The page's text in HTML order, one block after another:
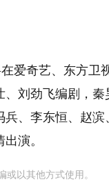
爱奇艺、东方卫
刘劲飞编剧，秦
、李东恒、赵滨
演。
以其他方式使用。